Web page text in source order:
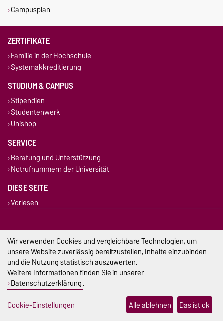
Campusplan
ZERTIFIKATE
Familie in der Hochschule
Systemakkreditierung
STUDIUM & CAMPUS
Stipendien
Studentenwerk
Unishop
SERVICE
Beratung und Unterstützung
Notrufnummern der Universität
DIESE SEITE
Vorlesen
Impressum
Datenschutz
Cookie-Einstellungen
Wir verwenden Cookies und vergleichbare Technologien, um
unsere Website zuverlässig bereitzustellen, Inhalte einzubinden
und die Nutzung statistisch auszuwerten.
Weitere Informationen finden Sie in unserer
Datenschutzerklärung.
Cookie-Einstellungen
Alle ablehnen Das ist ok